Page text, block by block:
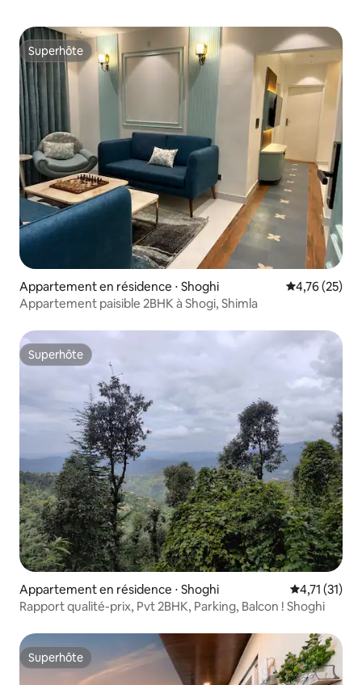
Superhôte
Superhôte
Appartement en résidence ⋅ Shoghi Évaluation
4,76 (25)
Appartement paisible 2BHK à Shogi, Shimla
Superhôte
Superhôte
Appartement en résidence ⋅ Shoghi Évaluation
4,71 (31)
Rapport qualité-prix, Pvt 2BHK, Parking, Balcon ! Shoghi
Superhôte
Superhôte